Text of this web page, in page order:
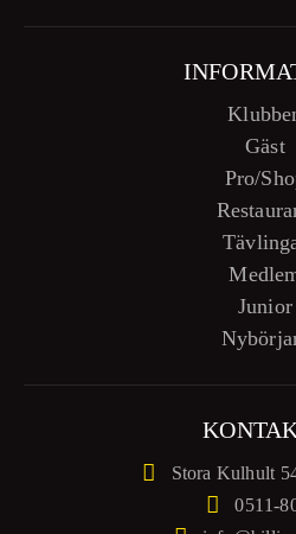
Gäst
Pro/
Junior
Stora Kulhult
0511-